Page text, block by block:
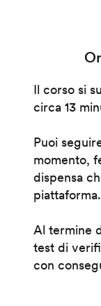
Il corso si
circa 13
Puoi
momento,
dispensa
piattaforma.
Al termine
test di
con